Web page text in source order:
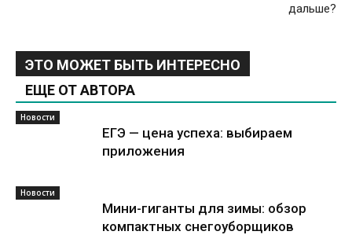
дальше?
ЭТО МОЖЕТ БЫТЬ ИНТЕРЕСНО
ЕЩЕ ОТ АВТОРА
Новости
ЕГЭ — цена успеха: выбираем
приложения
Новости
Мини-гиганты для зимы: обзор
компактных снегоуборщиков